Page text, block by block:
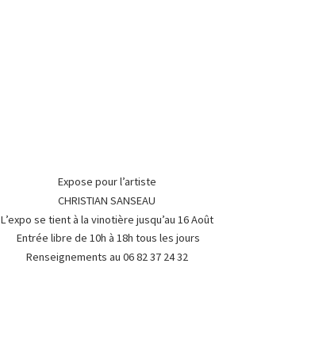
Expose pour l’artiste
CHRISTIAN SANSEAU
L’expo se tient à la vinotière jusqu’au 16 Août
Entrée libre de 10h à 18h tous les jours
Renseignements au 06 82 37 24 32